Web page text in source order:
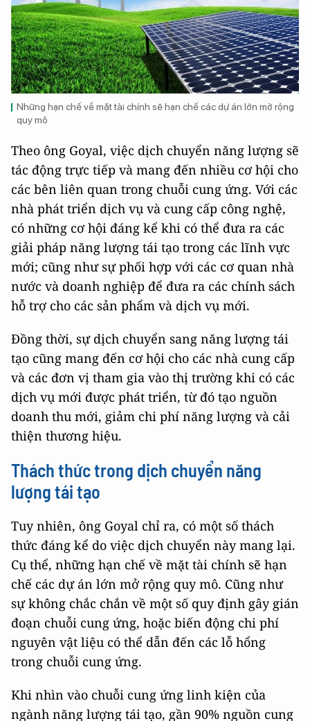
Những hạn chế về mặt tài chính sẽ hạn chế các dự án lớn mở rộng
quy mô
Theo ông Goyal, việc dịch chuyển năng lượng sẽ
tác động trực tiếp và mang đến nhiều cơ hội cho
các bên liên quan trong chuỗi cung ứng. Với các
nhà phát triển dịch vụ và cung cấp công nghệ,
có những cơ hội đáng kể khi có thể đưa ra các
giải pháp năng lượng tái tạo trong các lĩnh vực
mới; cũng như sự phối hợp với các cơ quan nhà
nước và doanh nghiệp để đưa ra các chính sách
hỗ trợ cho các sản phẩm và dịch vụ mới.
Đồng thời, sự dịch chuyển sang năng lượng tái
tạo cũng mang đến cơ hội cho các nhà cung cấp
và các đơn vị tham gia vào thị trường khi có các
dịch vụ mới được phát triển, từ đó tạo nguồn
doanh thu mới, giảm chi phí năng lượng và cải
thiện thương hiệu.
Thách thức trong dịch chuyển năng
lượng tái tạo
Tuy nhiên, ông Goyal chỉ ra, có một số thách
thức đáng kể do việc dịch chuyển này mang lại.
Cụ thể, những hạn chế về mặt tài chính sẽ hạn
chế các dự án lớn mở rộng quy mô. Cũng như
sự không chắc chắn về một số quy định gây gián
đoạn chuỗi cung ứng, hoặc biến động chi phí
nguyên vật liệu có thể dẫn đến các lỗ hổng
trong chuỗi cung ứng.
Khi nhìn vào chuỗi cung ứng linh kiện của
ngành năng lượng tái tạo, gần 90% nguồn cung